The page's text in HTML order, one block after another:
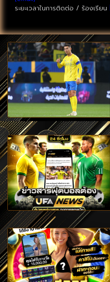
ระยะเวลาในการติดต่อ / ร้องเรียน